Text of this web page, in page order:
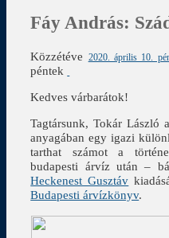
Fáy András:
Közzétéve 2020. április 10.
péntek
Kedves várbarátok!
Tagtársunk, Tokár László a
anyagában egy igazi
tarthat számot a
budapesti árvíz után –
Heckenest Gusztáv
Budapesti árvízkönyv.